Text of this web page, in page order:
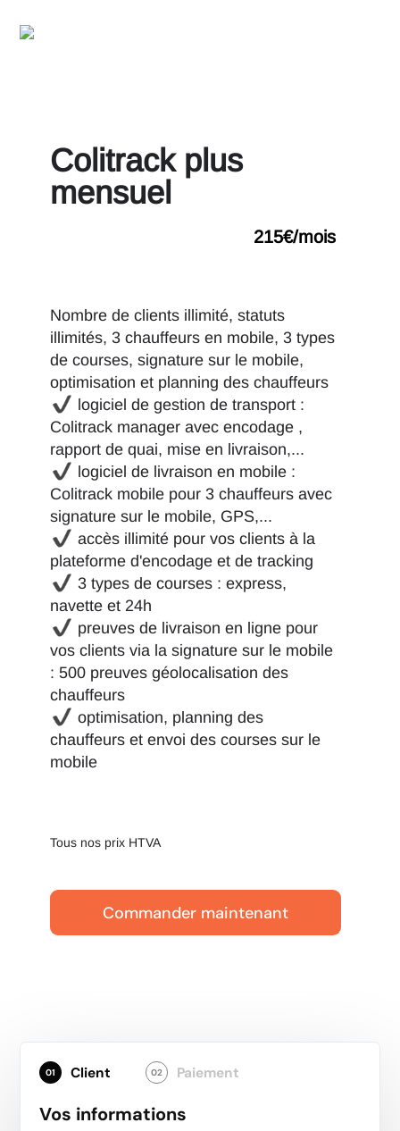
Colitrack plus
mensuel
215€/mois
Nombre de clients illimité, statuts
illimités, 3 chauffeurs en mobile, 3 types
de courses, signature sur le mobile,
optimisation et planning des chauffeurs
logiciel de gestion de transport :
Colitrack manager avec encodage ,
rapport de quai, mise en livraison,...
logiciel de livraison en mobile :
Colitrack mobile pour 3 chauffeurs avec
signature sur le mobile, GPS,...
accès illimité pour vos clients à la
plateforme d'encodage et de tracking
3 types de courses : express,
navette et 24h
preuves de livraison en ligne pour
vos clients via la signature sur le mobile
: 500 preuves géolocalisation des
chauffeurs
optimisation, planning des
chauffeurs et envoi des courses sur le
mobile
Tous nos prix HTVA
Commander maintenant
01 Client 02 Paiement
Vos informations